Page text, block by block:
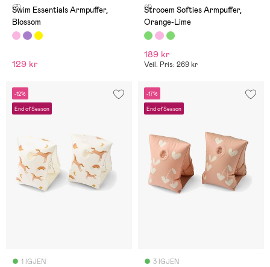
(3)
Swim Essentials Armpuffer,
Blossom
129 kr
(1)
Strooem Softies Armpuffer,
Orange-Lime
189 kr
Veil. Pris: 269 kr
-12%
End of Season
1 IGJEN
-17%
End of Season
3 IGJEN